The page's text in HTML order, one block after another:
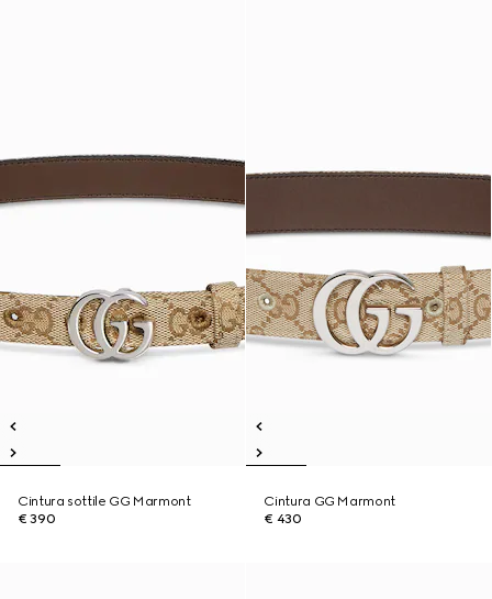
Cintura sottile GG Marmont
€ 390
Cintura GG Marmont
€ 430